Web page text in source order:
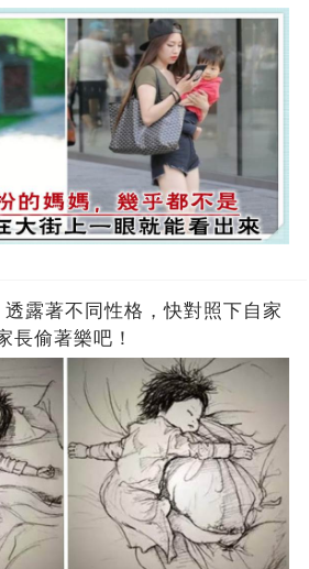
露著不同性格，快對照下自家
長偷著樂吧！